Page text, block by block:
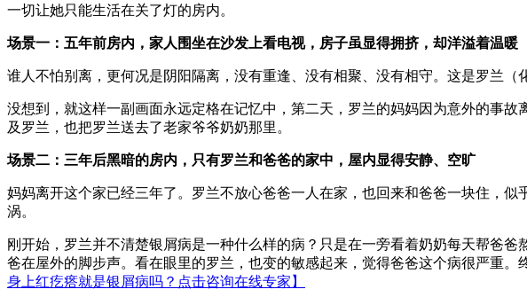
一切让她只能生活在关了灯的房内。
场景一：五年前房内，家人围坐在沙发上看电视，房子虽显得拥挤，却洋溢着温暖
谁人不怕别离，更何况是阴阳隔离，没有重逢、没有相聚、没有相守。这是罗兰
没想到，就这样一副画面永远定格在记忆中，第二天，罗兰的妈妈因为意外的事
及罗兰，也把罗兰送去了老家爷爷奶奶那里。
场景二：三年后黑暗的房内，只有罗兰和爸爸的家中，屋内显得安静、空旷
妈妈离开这个家已经三年了。罗兰不放心爸爸一人在家，也回来和爸爸一块住，
涡。
刚开始，罗兰并不清楚银屑病是一种什么样的病？只是在一旁看着奶奶每天帮爸
爸在屋外的脚步声。看在眼里的罗兰，也变的敏感起来，觉得爸爸这个病很严重
身上红疙瘩就是银屑病吗？点击咨询在线专家】